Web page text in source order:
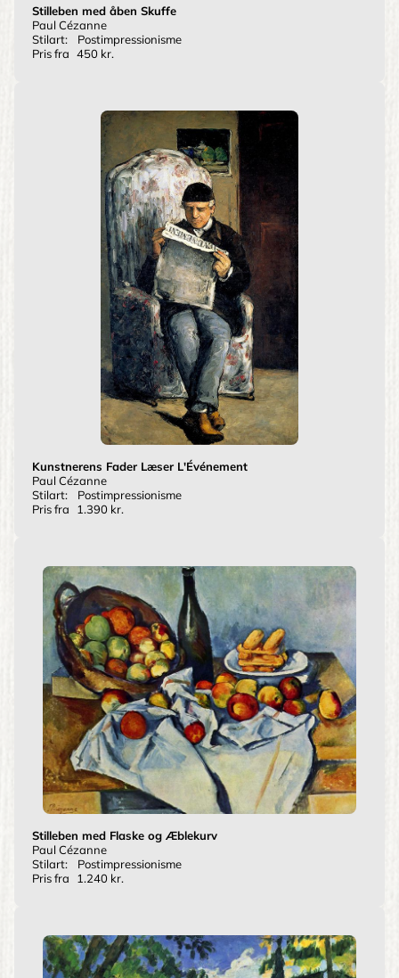
Stilleben med åben Skuffe
Paul Cézanne
Stilart:
Postimpressionisme
Pris fra 450 kr.
Kunstnerens Fader Læser L'Événement
Paul Cézanne
Stilart:
Postimpressionisme
Pris fra
1.390 kr.
Stilleben med Flaske og Æblekurv
Paul Cézanne
Stilart:
Postimpressionisme
Pris fra
1.240 kr.